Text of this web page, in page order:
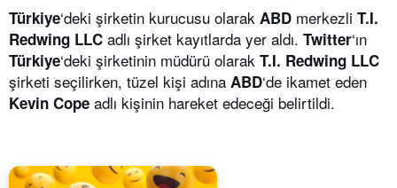
Türkiye‘deki şirketin kurucusu olarak ABD merkezli T.I.
Redwing LLC adlı şirket kayıtlarda yer aldı. Twitter‘ın
Türkiye‘deki şirketinin müdürü olarak T.I. Redwing LLC
şirketi seçilirken, tüzel kişi adına ABD‘de ikamet eden
Kevin Cope adlı kişinin hareket edeceği belirtildi.